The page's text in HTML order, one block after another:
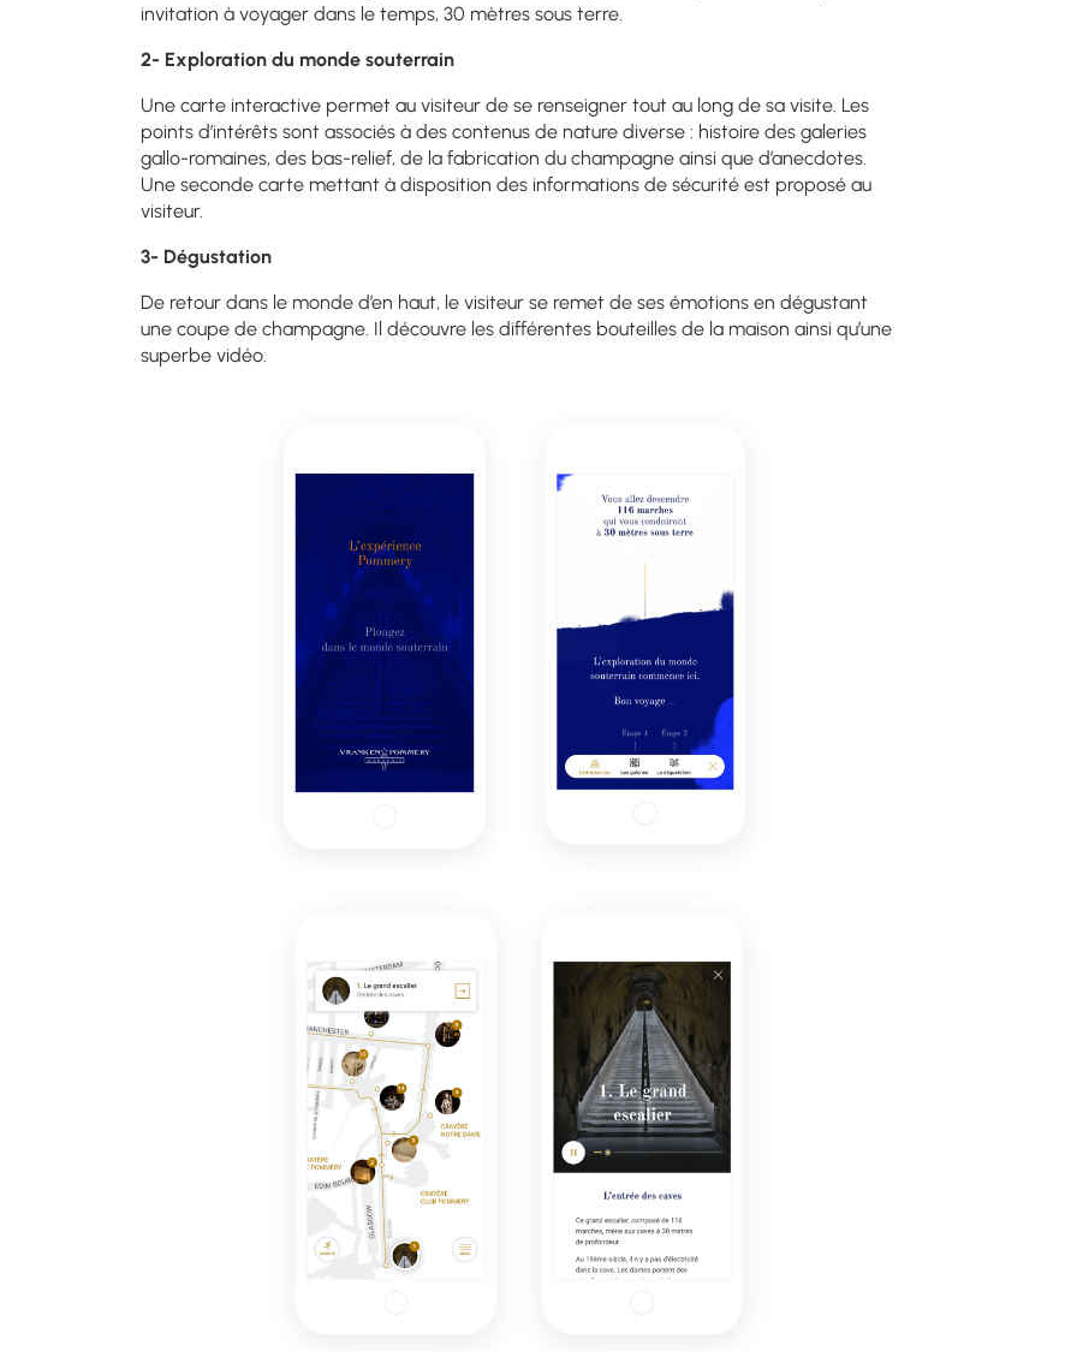
invitation à voyager dans le temps, 30 mètres sous terre.
2- Exploration du monde souterrain
Une carte interactive permet au visiteur de se renseigner tout au long de sa visite. Les
points d’intérêts sont associés à des contenus de nature diverse : histoire des galeries
gallo-romaines, des bas-relief, de la fabrication du champagne ainsi que d’anecdotes.
Une seconde carte mettant à disposition des informations de sécurité est proposé au
visiteur.
3- Dégustation
De retour dans le monde d’en haut, le visiteur se remet de ses émotions en dégustant
une coupe de champagne. Il découvre les différentes bouteilles de la maison ainsi qu’une
superbe vidéo.